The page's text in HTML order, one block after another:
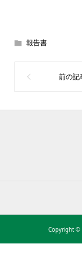
報告書
Copyright ©